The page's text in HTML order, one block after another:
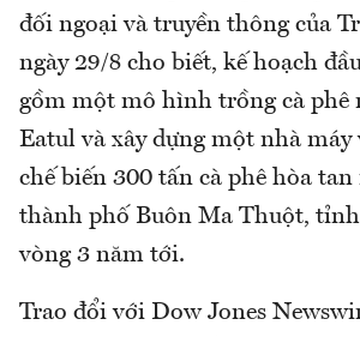
đối ngoại và truyền thông của
ngày 29/8 cho biết, kế hoạch
gồm một mô hình trồng cà phê
Eatul và xây dựng một nhà máy
chế biến 300 tấn cà phê hòa
thành phố Buôn Ma Thuột,
vòng 3 năm tới.
Trao đổi với Dow Jones